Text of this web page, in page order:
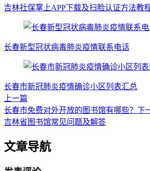
吉林社保掌上APP下载及扫脸认证方法教
长春新型冠状病毒肺炎疫情联系电话
长春市新冠肺炎疫情确诊小区列表汇总
上一篇
长春市免费对外开放的图书馆有哪些？ 下
吉林省图书馆常见问题及解答
文章导航